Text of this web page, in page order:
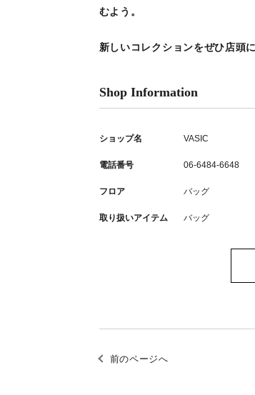
むよう。
新しいコレクションをぜひ店頭
Shop Information
ショップ名 VASIC
電話番号 06-6484-6648
フロア バッグ
取り扱いアイテム バッグ
前のページへ